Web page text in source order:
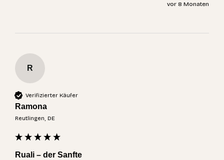
vor 8 Monaten
R
Verifizierter Käufer
Ramona
Reutlingen, DE
Ruali – der Sanfte